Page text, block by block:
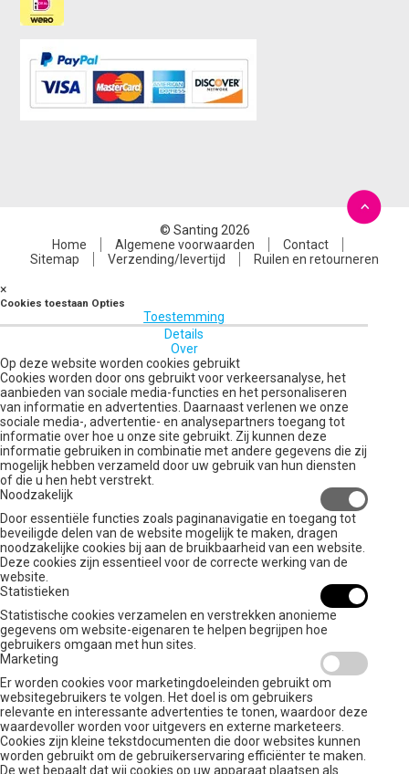
© Santing 2026
Home
Algemene voorwaarden
Contact
Sitemap
Verzending/levertijd Ruilen en retourneren
×
Cookies toestaan Opties
Toestemming
Details
Over
Op deze website worden cookies gebruikt
Cookies worden door ons gebruikt voor verkeersanalyse, het
aanbieden van sociale media-functies en het personaliseren
van informatie en advertenties. Daarnaast verlenen we onze
sociale media-, advertentie- en analysepartners toegang tot
informatie over hoe u onze site gebruikt. Zij kunnen deze
informatie gebruiken in combinatie met andere gegevens die zij
mogelijk hebben verzameld door uw gebruik van hun diensten
of die u hen hebt verstrekt.
Noodzakelijk
Door essentiële functies zoals paginanavigatie en toegang tot
beveiligde delen van de website mogelijk te maken, dragen
noodzakelijke cookies bij aan de bruikbaarheid van een website.
Deze cookies zijn essentieel voor de correcte werking van de
website.
Statistieken
Statistische cookies verzamelen en verstrekken anonieme
gegevens om website-eigenaren te helpen begrijpen hoe
gebruikers omgaan met hun sites.
Marketing
Er worden cookies voor marketingdoeleinden gebruikt om
websitegebruikers te volgen. Het doel is om gebruikers
relevante en interessante advertenties te tonen, waardoor deze
waardevoller worden voor uitgevers en externe marketeers.
Cookies zijn kleine tekstdocumenten die door websites kunnen
worden gebruikt om de gebruikerservaring efficiënter te maken.
De wet bepaalt dat wij cookies op uw apparaat plaatsen als